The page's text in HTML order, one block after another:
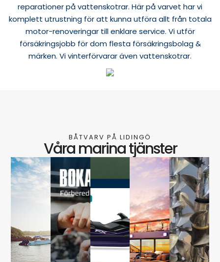
reparationer på vattenskotrar. Här på varvet har vi
komplett utrustning för att kunna utföra allt från totala
motor-renoveringar till enklare service. Vi utför
försäkringsjobb för dom flesta försäkringsbolag &
märken. Vi vinterförvarar även vattenskotrar.
BÅTVARV PÅ LIDINGÖ
Våra marina tjänster